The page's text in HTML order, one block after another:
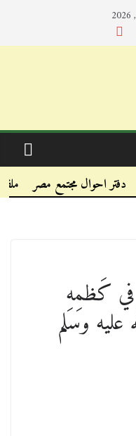
دفتر احوال مجتمع مصر
كَظمِهِ
وسلم